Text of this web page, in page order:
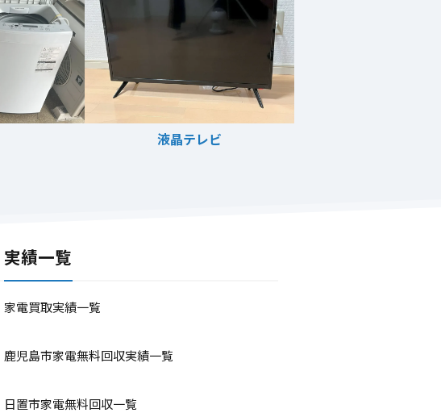
液晶テレビ
実績一覧
家電買取実績一覧
鹿児島市家電無料回収実績一覧
日置市家電無料回収一覧